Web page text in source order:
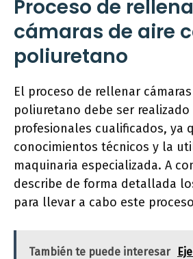
Proceso de
cámaras de aire
poliuretano
El proceso de rellenar
poliuretano debe ser
profesionales cualificados, ya
conocimientos técnicos y la
maquinaria especializada. A
describe de forma detallada
para llevar a cabo este
También te puede interesar